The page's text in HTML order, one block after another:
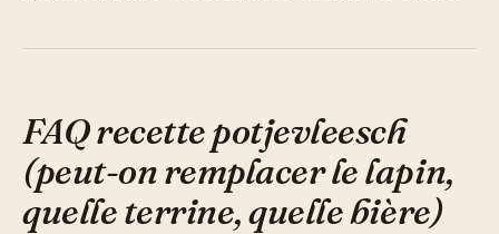
FAQ recette potjevleesch
(peut-on remplacer le lapin,
quelle terrine, quelle bière)